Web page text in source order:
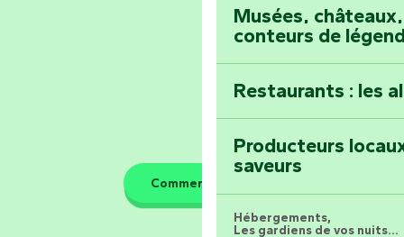
Musées,
conteurs de
Restaurants : les
Producteurs
saveurs
Hébergements,
Les gardiens de vos nuits...
Comment venir ?